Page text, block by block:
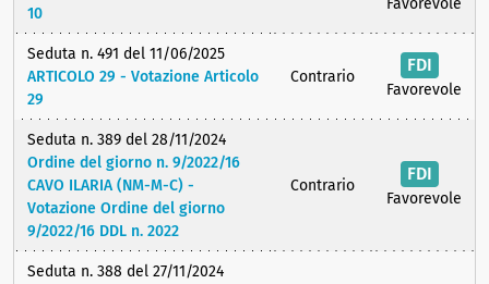
10
Favorevole
Seduta n. 491 del 11/06/2025
ARTICOLO 29 - Votazione Articolo
29
Contrario
FDI
Favorevole
Seduta n. 389 del 28/11/2024
Ordine del giorno n. 9/2022/16
CAVO ILARIA (NM-M-C) -
Votazione Ordine del giorno
9/2022/16 DDL n. 2022
Contrario
FDI
Favorevole
Seduta n. 388 del 27/11/2024